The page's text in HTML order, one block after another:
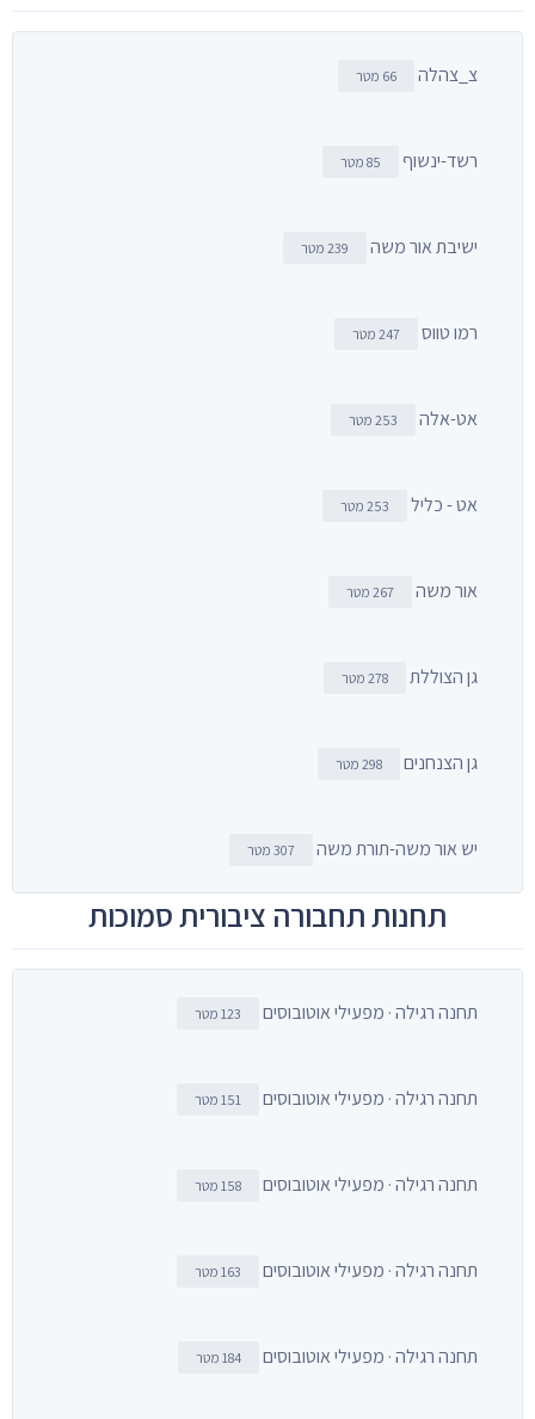
צ_צהלה 66 מטר
רשד-ינשוף 85 מטר
ישיבת אור משה 239 מטר
רמו טווס 247 מטר
אט-אלה 253 מטר
אט - כליל 253 מטר
אור משה 267 מטר
גן הצוללת 278 מטר
גן הצנחנים 298 מטר
יש אור משה-תורת משה 307 מטר
תחנות תחבורה ציבורית סמוכות
תחנה רגילה · מפעילי אוטובוסים 123 מטר
תחנה רגילה · מפעילי אוטובוסים 151 מטר
תחנה רגילה · מפעילי אוטובוסים 158 מטר
תחנה רגילה · מפעילי אוטובוסים 163 מטר
תחנה רגילה · מפעילי אוטובוסים 184 מטר